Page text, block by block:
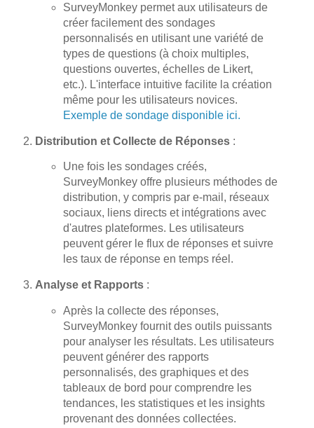
SurveyMonkey permet aux utilisateurs de
créer facilement des sondages
personnalisés en utilisant une variété de
types de questions (à choix multiples,
questions ouvertes, échelles de Likert,
etc.). L'interface intuitive facilite la création
même pour les utilisateurs novices.
Exemple de sondage disponible ici.
Distribution et Collecte de Réponses :
Une fois les sondages créés,
SurveyMonkey offre plusieurs méthodes de
distribution, y compris par e-mail, réseaux
sociaux, liens directs et intégrations avec
d'autres plateformes. Les utilisateurs
peuvent gérer le flux de réponses et suivre
les taux de réponse en temps réel.
Analyse et Rapports :
Après la collecte des réponses,
SurveyMonkey fournit des outils puissants
pour analyser les résultats. Les utilisateurs
peuvent générer des rapports
personnalisés, des graphiques et des
tableaux de bord pour comprendre les
tendances, les statistiques et les insights
provenant des données collectées.